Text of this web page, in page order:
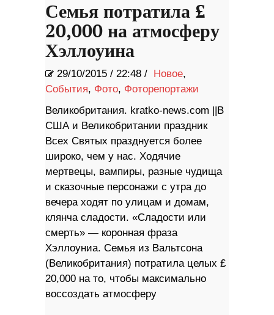
Семья потратила £
20,000 на атмосферу
Хэллоуина
29/10/2015 / 22:48 / Новое,
События, Фото, Фоторепортажи
Великобритания. kratko-news.com ||В
США и Великобритании праздник
Всех Святых празднуется более
широко, чем у нас. Ходячие
мертвецы, вампиры, разные чудища
и сказочные персонажи с утра до
вечера ходят по улицам и домам,
клянча сладости. «Сладости или
смерть» — коронная фраза
Хэллоуниа. Семья из Вальтсона
(Великобритания) потратила целых £
20,000 на то, чтобы максимально
воссоздать атмосферу